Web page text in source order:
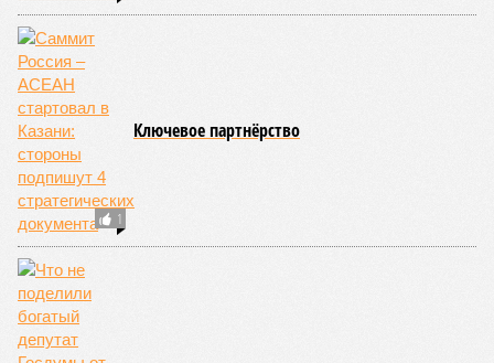
маршруты совпадают с классическими: безусловными
хитами являются Казанский Кремль и остров-град
Свияжск, однако особый интерес вызывают места,
связанные с именем Ленина, а также аутентичная
атмосфера Старо-татарской слободы и речные прогулки по
Волге. Для удобства туристов в городе уже имеется
информационный портал на китайском языке, работают
аккредитованные гиды-переводчики, а в музеях
планируется активное внедрение аудиогидов на китайском
языке.
Главными сдерживающими факторами для взрывного
роста турпотока остаются логистика и проблема привычной
оплаты: в подавляющем большинстве регионов России
невозможно расплатиться через Alipay и WeChatpay, а
карты UnionPay из-за действующих санкций отклоняются